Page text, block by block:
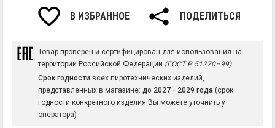
В ИЗБРАННОЕ ПОДЕЛИТЬСЯ
Товар проверен и сертифицирован для использования на
территории Российской Федерации (ГОСТ Р 51270–99)
Срок годности всех пиротехнических изделий,
представленных в магазине: до 2027 - 2029 года (срок
годности конкретного изделия Вы можете уточнить у
оператора)